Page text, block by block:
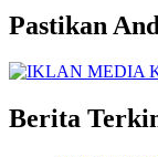
Pastikan
Berita